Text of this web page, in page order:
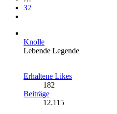
32
Knolle
Lebende Legende
Erhaltene Likes
182
Beiträge
12.115